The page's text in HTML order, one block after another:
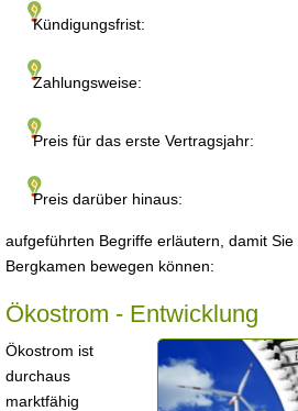
Kündigungsfrist:
Zahlungsweise:
Preis für das erste Vertragsjahr:
Preis darüber hinaus:
aufgeführten Begriffe erläutern, damit
Bergkamen bewegen können:
Ökostrom - Entwicklung
Ökostrom ist
durchaus
marktfähig